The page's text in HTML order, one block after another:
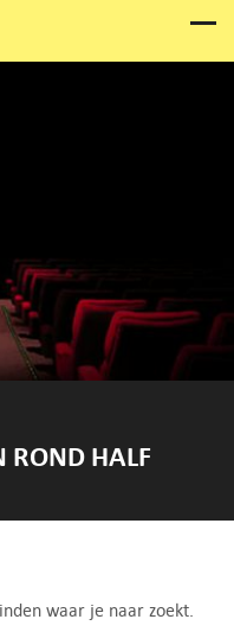
ROND HALF
waar je naar zoekt.